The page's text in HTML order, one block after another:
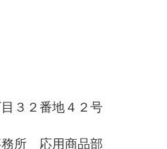
３２番地４２号
所 応用商品部